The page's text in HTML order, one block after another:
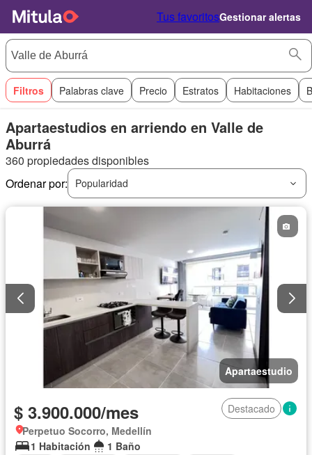
Tus favoritosGestionar alertas
Filtros Palabras clave Precio Estratos Habitaciones
Apartaestudios en arriendo en Valle de
Aburrá
360 propiedades disponibles
Ordenar por:
Popularidad
Apartaestudio
$ 3.900.000/mes
Destacado
Perpetuo Socorro, Medellín
1 Habitación
1 Baño